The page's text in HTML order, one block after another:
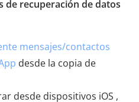
de recuperación de datos
mensajes/contactos
desde la copia de
desde dispositivos iOS ,